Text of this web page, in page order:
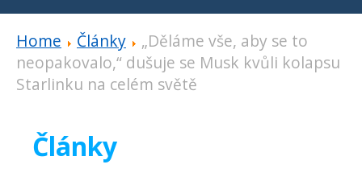
Home Články
„Děláme vše, aby se to
neopakovalo,“ dušuje se Musk kvůli kolapsu
Starlinku na celém světě
Články